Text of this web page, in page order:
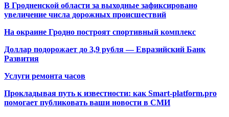
В Гродненской области за выходные зафиксировано
увеличение числа дорожных происшествий
На окраине Гродно построят спортивный комплекс
Доллар подорожает до 3,9 рубля — Евразийский Банк
Развития
Услуги ремонта часов
Прокладывая путь к известности: как Smart-platform.pro
помогает публиковать ваши новости в СМИ